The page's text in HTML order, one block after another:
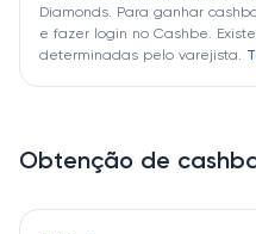
Diamonds. Para ganhar
e fazer login no Cashbe.
determinadas pelo varejista.
Obtenção de